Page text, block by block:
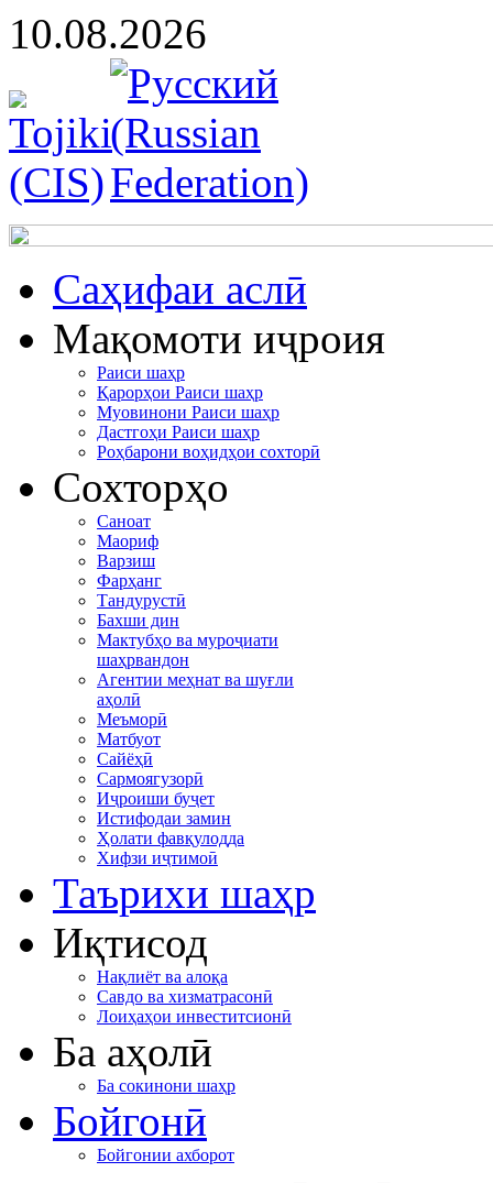
10.08.2026
Cаҳифаи аслӣ
Мақомоти иҷроия
Раиси шаҳр
Қарорҳои Раиси шаҳр
Муовинони Раиси шаҳр
Дастгоҳи Раиси шаҳр
Роҳбарони воҳидҳои сохторӣ
Сохторҳо
Саноат
Маориф
Варзиш
Фарҳанг
Тандурустӣ
Бахши дин
Мактубҳо ва муроҷиати
шаҳрвандон
Агентии меҳнат ва шуғли
аҳолӣ
Меъморӣ
Матбуот
Сайёҳӣ
Сармоягузорӣ
Иҷроиши буҷет
Истифодаи замин
Ҳолати фавқулодда
Хифзи иҷтимоӣ
Таърихи шаҳр
Иқтисод
Нақлиёт ва алоқа
Савдо ва хизматрасонӣ
Лоиҳаҳои инвеститсионӣ
Ба аҳолӣ
Ба сокинони шаҳр
Бойгонӣ
Бойгонии ахборот